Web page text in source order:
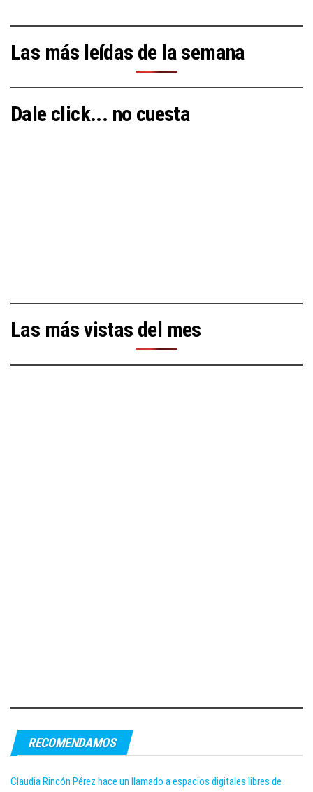
Las más leídas de la semana
Dale click... no cuesta
Las más vistas del mes
RECOMENDAMOS
Claudia Rincón Pérez hace un llamado a espacios digitales libres de